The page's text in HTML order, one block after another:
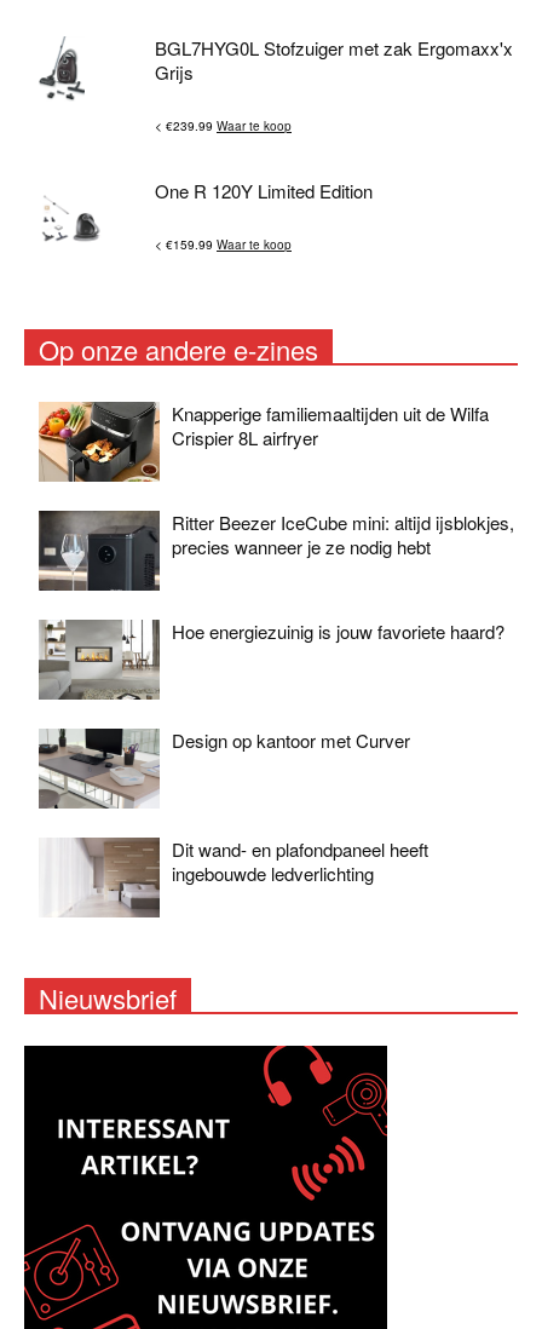
BGL7HYG0L Stofzuiger met zak Ergomaxx'x
Grijs
< €239.99 Waar te koop
One R 120Y Limited Edition
< €159.99 Waar te koop
Op onze andere e-zines
Knapperige familiemaaltijden uit de Wilfa
Crispier 8L airfryer
Ritter Beezer IceCube mini: altijd ijsblokjes,
precies wanneer je ze nodig hebt
Hoe energiezuinig is jouw favoriete haard?
Design op kantoor met Curver
Dit wand- en plafondpaneel heeft
ingebouwde ledverlichting
Nieuwsbrief